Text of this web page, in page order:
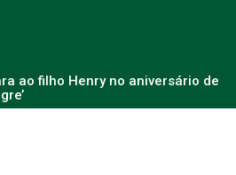
ao filho Henry no aniversário de